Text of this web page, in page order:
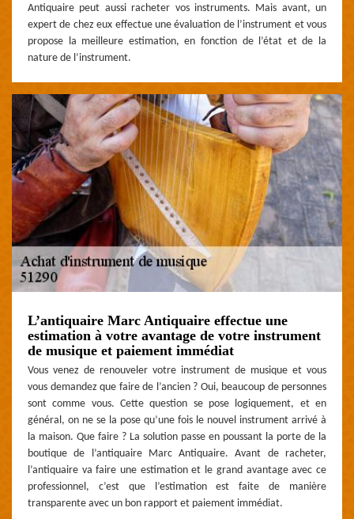
Antiquaire peut aussi racheter vos instruments. Mais avant, un
expert de chez eux effectue une évaluation de l’instrument et vous
propose la meilleure estimation, en fonction de l’état et de la
nature de l’instrument.
L’antiquaire Marc Antiquaire effectue une
estimation à votre avantage de votre instrument
de musique et paiement immédiat
Vous venez de renouveler votre instrument de musique et vous
vous demandez que faire de l’ancien ? Oui, beaucoup de personnes
sont comme vous. Cette question se pose logiquement, et en
général, on ne se la pose qu’une fois le nouvel instrument arrivé à
la maison. Que faire ? La solution passe en poussant la porte de la
boutique de l’antiquaire Marc Antiquaire. Avant de racheter,
l’antiquaire va faire une estimation et le grand avantage avec ce
professionnel, c’est que l’estimation est faite de manière
transparente avec un bon rapport et paiement immédiat.